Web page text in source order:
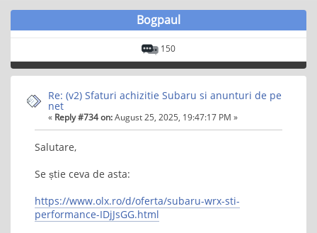
Bogpaul
150
Re: (v2) Sfaturi achizitie Subaru si anunturi de pe
net
« Reply #734 on:August 25, 2025, 19:47:17 PM »
Salutare,
Se știe ceva de asta:
https://www.olx.ro/d/oferta/subaru-wrx-sti-
performance-IDjJsGG.html